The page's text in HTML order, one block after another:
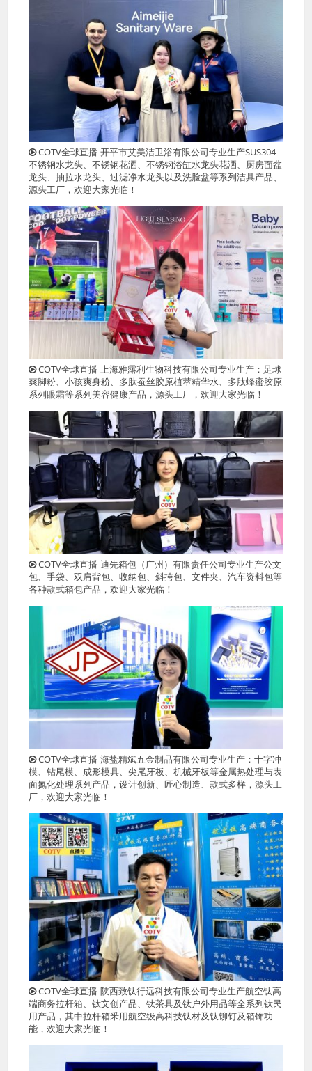
COTV全球直播-开平市艾美洁卫浴有限公司专业生产SUS304
不锈钢水龙头、不锈钢花洒、不锈钢浴缸水龙头花洒、厨房面盆
龙头、抽拉水龙头、过滤净水龙头以及洗脸盆等系列洁具产品、
源头工厂，欢迎大家光临！
COTV全球直播-上海雅露利生物科技有限公司专业生产：足球
爽脚粉、小孩爽身粉、多肽蚕丝胶原植萃精华水、多肽蜂蜜胶原
系列眼霜等系列美容健康产品，源头工厂，欢迎大家光临！
COTV全球直播-迪先箱包（广州）有限责任公司专业生产公文
包、手袋、双肩背包、收纳包、斜挎包、文件夹、汽车资料包等
各种款式箱包产品，欢迎大家光临！
COTV全球直播-海盐精斌五金制品有限公司专业生产：十字冲
模、钻尾模、成形模具、尖尾牙板、机械牙板等金属热处理与表
面氮化处理系列产品，设计创新、匠心制造、款式多样，源头工
厂，欢迎大家光临！
COTV全球直播-陕西致钛行远科技有限公司专业生产航空钛高
端商务拉杆箱、钛文创产品、钛茶具及钛户外用品等全系列钛民
用产品，其中拉杆箱釆用航空级高科技钛材及钛铆钉及箱饰功
能，欢迎大家光临！